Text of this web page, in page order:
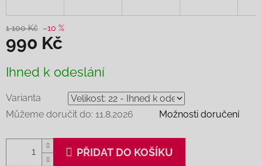
1 100 Kč –10 %
990 Kč
cena:
Ihned k odeslání
Varianta
Můžeme doručit do: 11.8.2026 Možnosti doručení
PŘIDAT DO KOŠÍKU